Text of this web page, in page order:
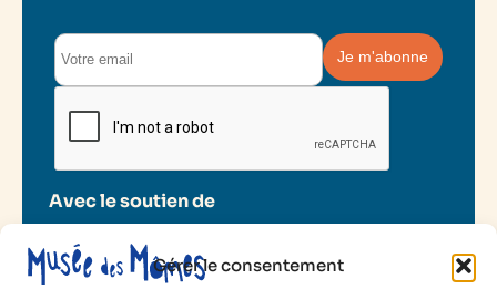
Gérer le consentement
Avec le soutien de